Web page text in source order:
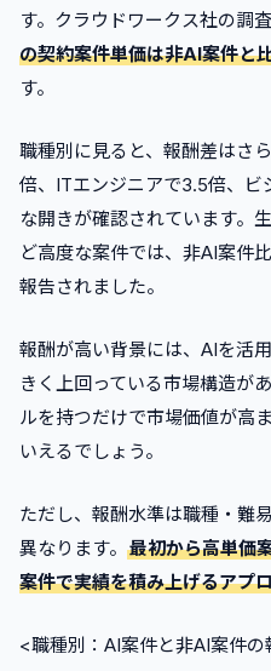
す。クラウドワークス社の調
の契約案件単価は非AI案件と
す。
職種別に見ると、報酬差はさ
倍、ITエンジニアで3.5倍、ビ
な開きが確認されています。
ど高度な案件では、非AI案件
報告されました。
報酬が高い背景には、AIを活
きく上回っている市場構造が
ルを持つだけで市場価値が高
いえるでしょう。
ただし、報酬水準は職種・難
異なります。 最初から高単価
案件で実績を積み上げるアプ
<職種別：AI案件と非AI案件の